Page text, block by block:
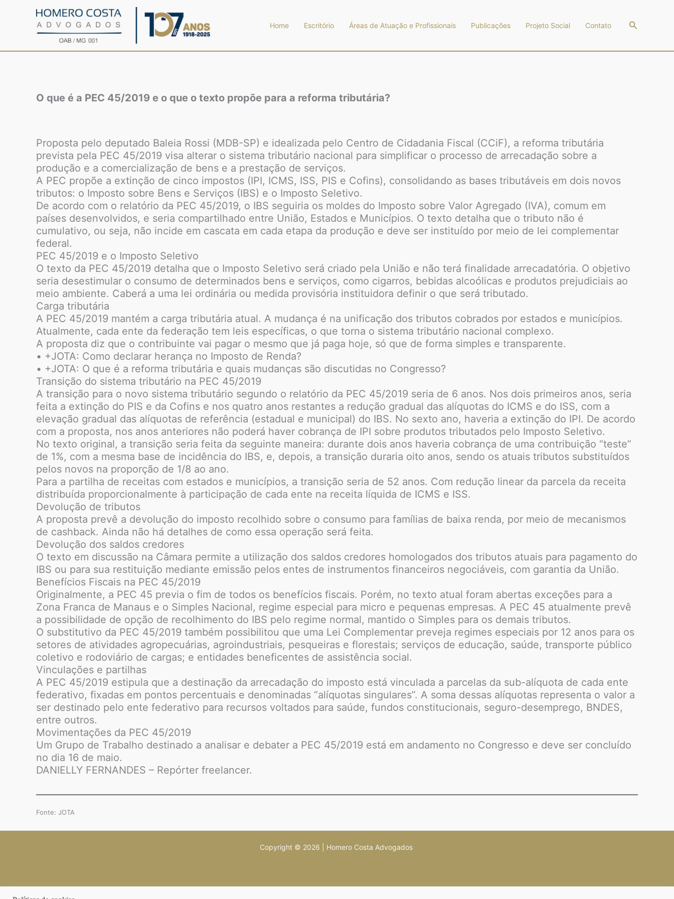
Home Escritório Áreas de Atuação e Profissionais Publicações Projeto Social Contato Pesquisar
O que é a PEC 45/2019 e o que o texto propõe para a reforma tributária?
Proposta pelo deputado Baleia Rossi (MDB-SP) e idealizada pelo Centro de Cidadania Fiscal (CCiF), a reforma tributária
prevista pela PEC 45/2019 visa alterar o sistema tributário nacional para simplificar o processo de arrecadação sobre a
produção e a comercialização de bens e a prestação de serviços.
A PEC propõe a extinção de cinco impostos (IPI, ICMS, ISS, PIS e Cofins), consolidando as bases tributáveis em dois novos
tributos: o Imposto sobre Bens e Serviços (IBS) e o Imposto Seletivo.
De acordo com o relatório da PEC 45/2019, o IBS seguiria os moldes do Imposto sobre Valor Agregado (IVA), comum em
países desenvolvidos, e seria compartilhado entre União, Estados e Municípios. O texto detalha que o tributo não é
cumulativo, ou seja, não incide em cascata em cada etapa da produção e deve ser instituído por meio de lei complementar
federal.
PEC 45/2019 e o Imposto Seletivo
O texto da PEC 45/2019 detalha que o Imposto Seletivo será criado pela União e não terá finalidade arrecadatória. O objetivo
seria desestimular o consumo de determinados bens e serviços, como cigarros, bebidas alcoólicas e produtos prejudiciais ao
meio ambiente. Caberá a uma lei ordinária ou medida provisória instituidora definir o que será tributado.
Carga tributária
A PEC 45/2019 mantém a carga tributária atual. A mudança é na unificação dos tributos cobrados por estados e municípios.
Atualmente, cada ente da federação tem leis específicas, o que torna o sistema tributário nacional complexo.
A proposta diz que o contribuinte vai pagar o mesmo que já paga hoje, só que de forma simples e transparente.
• +JOTA: Como declarar herança no Imposto de Renda?
• +JOTA: O que é a reforma tributária e quais mudanças são discutidas no Congresso?
Transição do sistema tributário na PEC 45/2019
A transição para o novo sistema tributário segundo o relatório da PEC 45/2019 seria de 6 anos. Nos dois primeiros anos, seria
feita a extinção do PIS e da Cofins e nos quatro anos restantes a redução gradual das alíquotas do ICMS e do ISS, com a
elevação gradual das alíquotas de referência (estadual e municipal) do IBS. No sexto ano, haveria a extinção do IPI. De acordo
com a proposta, nos anos anteriores não poderá haver cobrança de IPI sobre produtos tributados pelo Imposto Seletivo.
No texto original, a transição seria feita da seguinte maneira: durante dois anos haveria cobrança de uma contribuição “teste”
de 1%, com a mesma base de incidência do IBS, e, depois, a transição duraria oito anos, sendo os atuais tributos substituídos
pelos novos na proporção de 1/8 ao ano.
Para a partilha de receitas com estados e municípios, a transição seria de 52 anos. Com redução linear da parcela da receita
distribuída proporcionalmente à participação de cada ente na receita líquida de ICMS e ISS.
Devolução de tributos
A proposta prevê a devolução do imposto recolhido sobre o consumo para famílias de baixa renda, por meio de mecanismos
de cashback. Ainda não há detalhes de como essa operação será feita.
Devolução dos saldos credores
O texto em discussão na Câmara permite a utilização dos saldos credores homologados dos tributos atuais para pagamento do
IBS ou para sua restituição mediante emissão pelos entes de instrumentos financeiros negociáveis, com garantia da União.
Benefícios Fiscais na PEC 45/2019
Originalmente, a PEC 45 previa o fim de todos os benefícios fiscais. Porém, no texto atual foram abertas exceções para a
Zona Franca de Manaus e o Simples Nacional, regime especial para micro e pequenas empresas. A PEC 45 atualmente prevê
a possibilidade de opção de recolhimento do IBS pelo regime normal, mantido o Simples para os demais tributos.
O substitutivo da PEC 45/2019 também possibilitou que uma Lei Complementar preveja regimes especiais por 12 anos para os
setores de atividades agropecuárias, agroindustriais, pesqueiras e florestais; serviços de educação, saúde, transporte público
coletivo e rodoviário de cargas; e entidades beneficentes de assistência social.
Vinculações e partilhas
A PEC 45/2019 estipula que a destinação da arrecadação do imposto está vinculada a parcelas da sub-alíquota de cada ente
federativo, fixadas em pontos percentuais e denominadas “alíquotas singulares”. A soma dessas alíquotas representa o valor a
ser destinado pelo ente federativo para recursos voltados para saúde, fundos constitucionais, seguro-desemprego, BNDES,
entre outros.
Movimentações da PEC 45/2019
Um Grupo de Trabalho destinado a analisar e debater a PEC 45/2019 está em andamento no Congresso e deve ser concluído
no dia 16 de maio.
DANIELLY FERNANDES – Repórter freelancer.
Fonte: JOTA
Copyright © 2026 | Homero Costa Advogados